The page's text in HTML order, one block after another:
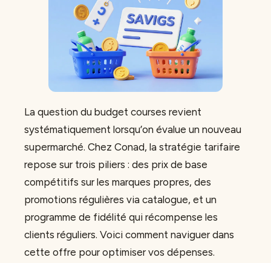
La question du budget courses revient
systématiquement lorsqu’on évalue un nouveau
supermarché. Chez Conad, la stratégie tarifaire
repose sur trois piliers : des prix de base
compétitifs sur les marques propres, des
promotions régulières via catalogue, et un
programme de fidélité qui récompense les
clients réguliers. Voici comment naviguer dans
cette offre pour optimiser vos dépenses.